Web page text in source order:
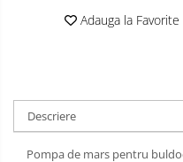
Adauga la Favorite
Descriere
Pompa de mars pentru